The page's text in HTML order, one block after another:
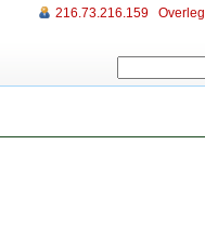
216.73.216.159